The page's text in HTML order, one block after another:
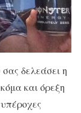
δελεάσει η
και όρεξη